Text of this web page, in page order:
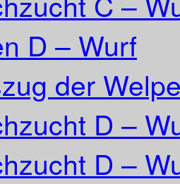
D – Wurf
der
D –
D –